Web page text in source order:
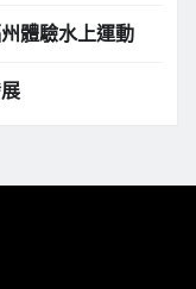
體驗水上運動